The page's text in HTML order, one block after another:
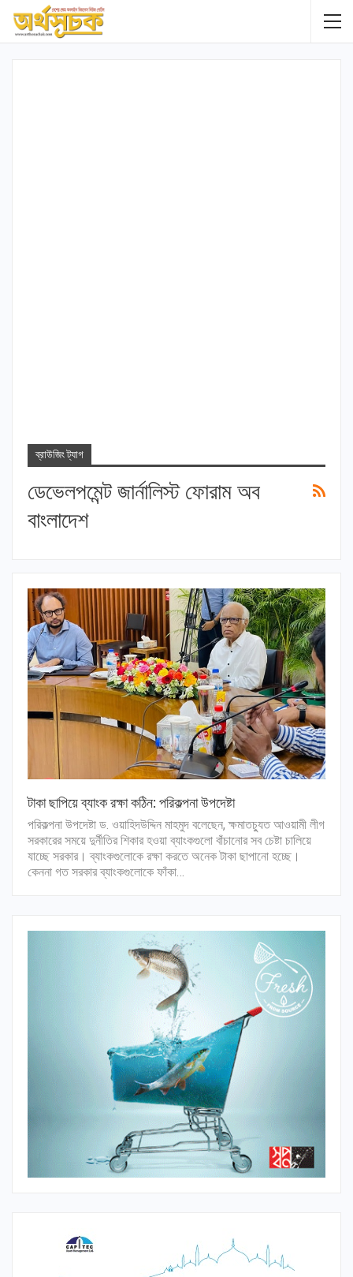
ব্রাউজিং ট্যাগ
ডেভেলপমেন্ট জার্নালিস্ট ফোরাম অব
বাংলাদেশ
টাকা ছাপিয়ে ব্যাংক রক্ষা কঠিন: পরিকল্পনা উপদেষ্টা
পরিকল্পনা উপদেষ্টা ড. ওয়াহিদউদ্দিন মাহমুদ বলেছেন, ক্ষমাতচ্যুত আওয়ামী লীগ
সরকারের সময়ে দুর্নীতির শিকার হওয়া ব্যাংকগুলো বাঁচানোর সব চেষ্টা চালিয়ে
যাচ্ছে সরকার। ব্যাংকগুলোকে রক্ষা করতে অনেক টাকা ছাপানো হচ্ছে।
কেননা গত সরকার ব্যাংকগুলোকে ফাঁকা…